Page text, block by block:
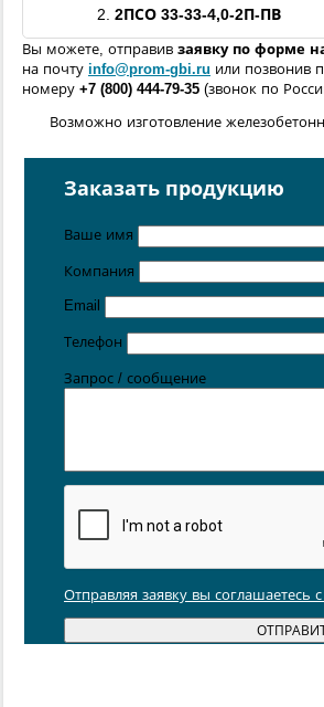
2. 2ПСО 33-33-4,0-2П-ПВ
Вы можете, отправив заявку по форме
на почту info@prom-gbi.ru или позвонив
номеру +7 (800) 444-79-35 (звонок по
Возможно изготовление
расположенных вСанкт-Петербурге
Цена от 5 руб. / кг
Заказать продукцию
Ваше имя
Компания
Email
Телефон
Запрос / сообщение
Отправляя заявку вы